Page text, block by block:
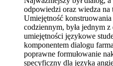
odpowiedzi oraz wiedza na
Umiejętność
codziennym, była jednym
umiejętności językowe
komponentem dialogu
poprawne formułowanie
specyficzny dla języka